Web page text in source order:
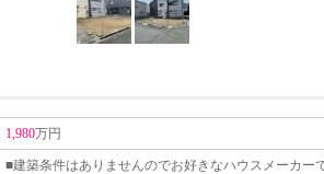
1,980万円
■建築条件はありませんのでお好きなハウスメーカー